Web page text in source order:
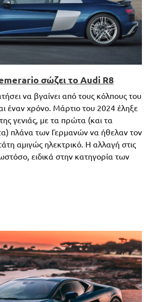
σώζει το Audi R8
να βγαίνει από τους κόλπους του
έναν χρόνο. Μάρτιο του 2024 έληξε
γενιάς, με τα πρώτα (και τα
πλάνα των Γερμανών να ήθελαν τον
αμιγώς ηλεκτρικό. Η αλλαγή στις
ειδικά στην κατηγορία των